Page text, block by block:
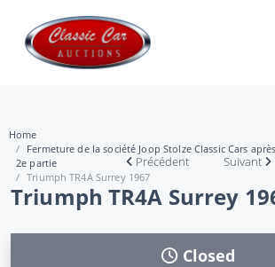
Home
Fermeture de la société Joop Stolze Classic Cars
2e partie
Triumph TR4A Surrey 1967
Précédent Suivant
Triumph TR4A Surrey
Closed